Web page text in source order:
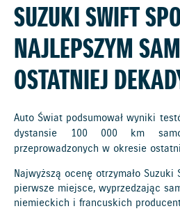
SUZUKI SWIFT
NAJLEPSZYM
OSTATNIEJ
Auto Świat podsumował wyniki
dystansie 100 000 km
przeprowadzonych w okresie
Najwyższą ocenę otrzymało Suzuki
pierwsze miejsce, wyprzedzając
niemieckich i francuskich